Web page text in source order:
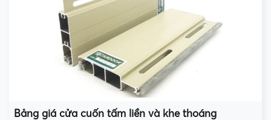
Bảng giá cửa cuốn tấm liền và khe thoáng